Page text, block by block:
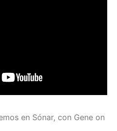
en Sónar, con Gene on